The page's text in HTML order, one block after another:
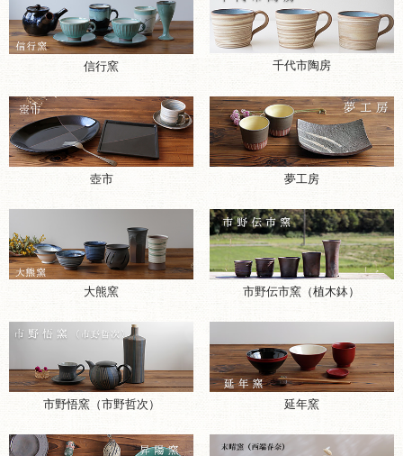
壺市 夢工房
大熊窯 市野伝市窯（植木鉢）
市野悟窯（市野哲次） 延年窯
昇陽窯 末晴窯（西端春奈）